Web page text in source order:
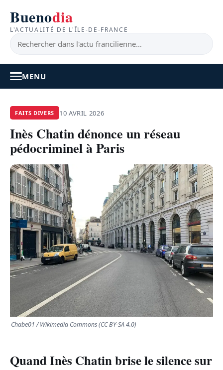
Buenodia
L'ACTUALITÉ DE L'ÎLE-DE-FRANCE
MENU
ACTUALITÉ
BONS PLANS
FEEL GOOD
FAITS DIVERS
TRANSPORTS
ÉCONOMIE
POLITIQUE
SPORT
FAITS DIVERS 10 AVRIL 2026
Inès Chatin dénonce un réseau
pédocriminel à Paris
Chabe01 / Wikimedia Commons (CC BY-SA 4.0)
Quand Inès Chatin brise le silence sur